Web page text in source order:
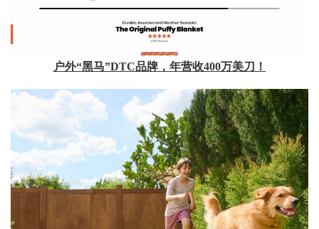
户外“黑马”DTC品牌，年营收400万美刀！